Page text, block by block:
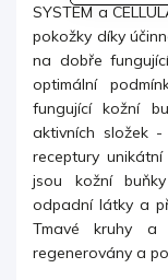
SYSTEM a
pokožky díky
na dobře
optimální
fungující kožní
aktivních složek
receptury unikátní
jsou kožní
odpadní látky a
Tmavé kruhy a
regenerovány a